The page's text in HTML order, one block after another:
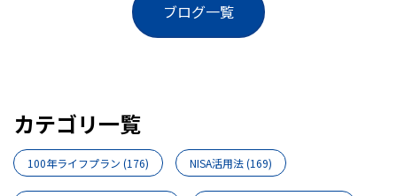
ブログ一覧
カテゴリ一覧
100年ライフプラン (176) NISA活用法(169)